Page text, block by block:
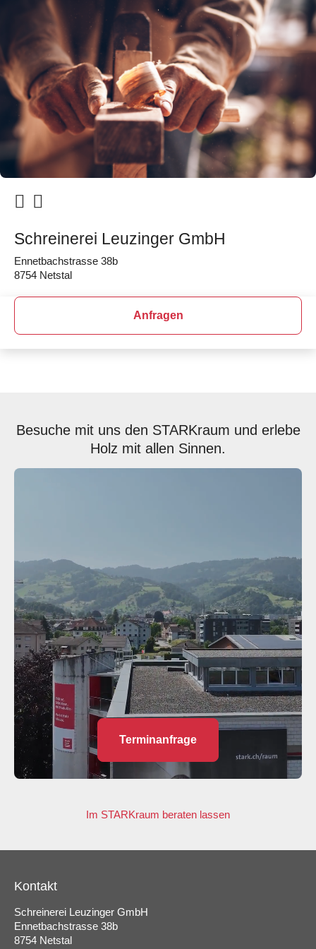
Schreinerei Leuzinger GmbH
Ennetbachstrasse 38b
8754 Netstal
Anfragen
Besuche mit uns den STARKraum und erlebe
Holz mit allen Sinnen.
Terminanfrage
Im STARKraum beraten lassen
Kontakt
Schreinerei Leuzinger GmbH
Ennetbachstrasse 38b
8754 Netstal